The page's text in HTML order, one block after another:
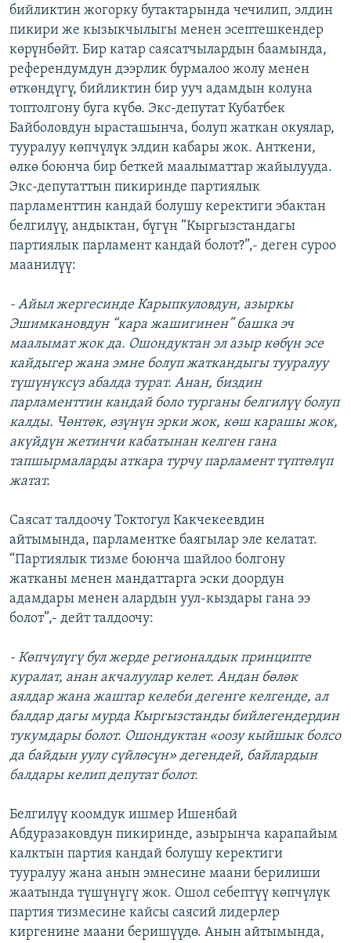
бийликтин жогорку бутактарында чечилип, элдин
пикири же кызыкчылыгы менен эсептешкендер
көрүнбөйт. Бир катар саясатчылардын баамында,
референдумдун дээрлик бурмалоо жолу менен
өткөндүгү, бийликтин бир ууч адамдын колуна
топтолгону буга күбө. Экс-депутат Кубатбек
Байболовдун ырасташынча, болуп жаткан окуялар,
тууралуу көпчүлүк элдин кабары жок. Анткени,
өлкө боюнча бир беткей маалыматтар жайылууда.
Экс-депутаттын пикиринде партиялык
парламенттин кандай болушу керектиги эбактан
белгилүү, андыктан, бүгүн “Кыргызстандагы
партиялык парламент кандай болот?”,- деген суроо
маанилүү:
- Айыл жергесинде Карыпкуловдун, азыркы
Эшимкановдун “кара жашигинен” башка эч
маалымат жок да. Ошондуктан эл азыр көбүн эсе
кайдыгер жана эмне болуп жаткандыгы тууралуу
түшүнүксүз абалда турат. Анан, биздин
парламенттин кандай боло турганы белгилүү болуп
калды. Чөнтөк, өзүнүн эрки жок, көш карашы жок,
акүйдүн жетинчи кабатынан келген гана
тапшырмаларды аткара турчу парламент түптөлүп
жатат.
Саясат талдоочу Токтогул Какчекеевдин
айтымында, парламентке баягылар эле келатат.
“Партиялык тизме боюнча шайлоо болгону
жатканы менен мандаттарга эски доордун
адамдары менен алардын уул-кыздары гана ээ
болот”,- дейт талдоочу:
- Көпчүлүгү бул жерде регионалдык принципте
куралат, анан акчалуулар келет. Андан бөлөк
аялдар жана жаштар келеби дегенге келгенде, ал
балдар дагы мурда Кыргызстанды бийлегендердин
тукумдары болот. Ошондуктан «оозу кыйшык болсо
да байдын уулу сүйлөсүн» дегендей, байлардын
балдары келип депутат болот.
Белгилүү коомдук ишмер Ишенбай
Абдуразаковдун пикиринде, азырынча карапайым
калктын партия кандай болушу керектиги
тууралуу жана анын эмнесине маани берилиши
жаатында түшүнүгү жок. Ошол себептүү көпчүлүк
партия тизмесине кайсы саясий лидерлер
киргенине маани беришүүдө. Анын айтымында,